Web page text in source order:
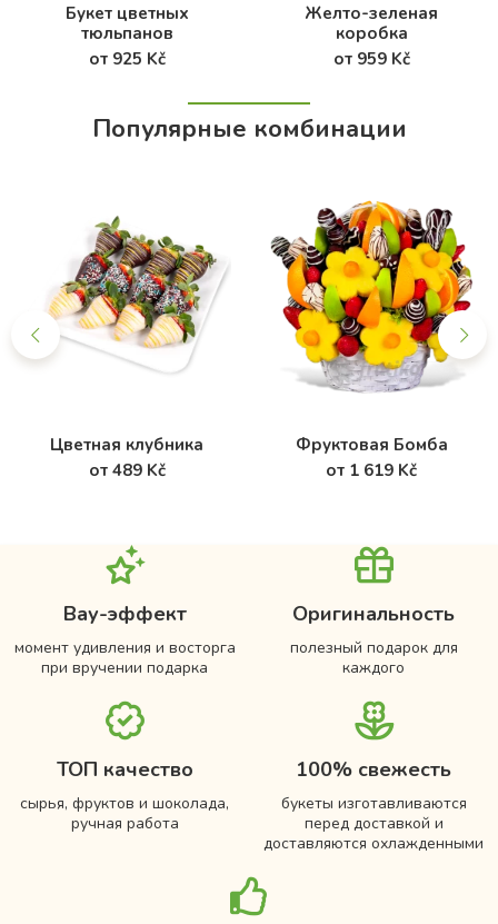
Букет цветных
тюльпанов
от 925 Kč
Желто-зеленая
коробка
от 959 Kč
Популярные комбинации
Цветная клубника
от 489 Kč
Фруктовая Бомба
от 1 619 Kč
Вау-эффект
момент удивления и восторга
при вручении подарка
Оригинальность
полезный подарок для
каждого
ТОП качество
сырья, фруктов и шоколада,
ручная работа
100% свежесть
букеты изготавливаются
перед доставкой и
доставляются охлажденными